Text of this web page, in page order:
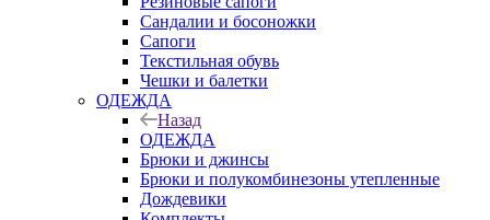
Сандалии и босоножки
Сапоги
Текстильная обувь
Чешки и балетки
ОДЕЖДА
Назад
ОДЕЖДА
Брюки и джинсы
Брюки и полукомбинезоны утепленные
Дождевики